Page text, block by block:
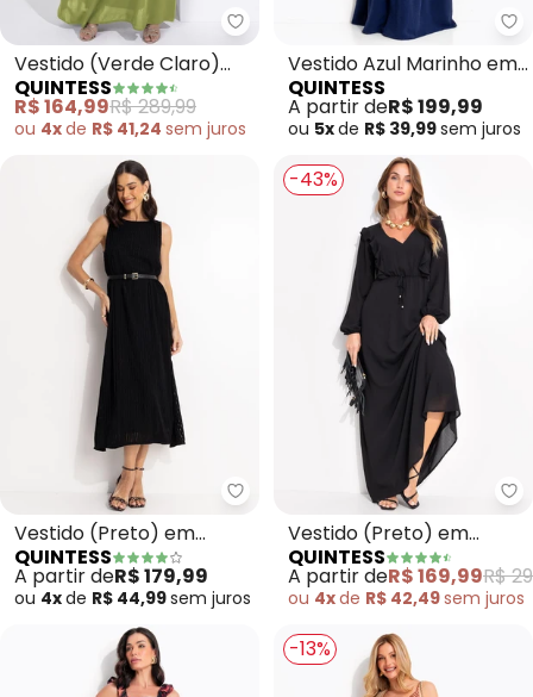
Quintess - Vestido (Verde
Vestido (Verde Claro)
em Crepe Plano
QUINTESS
R$ 164,99R$ 289,99
ou 4xde R$ 41,24 sem juros
Vestido Azul Marinho em
Air Flow
QUINTESS
A partir deR$ 199,99
ou 5xde R$ 39,99sem juros
Quintess - Vestido (Preto) em
Vestido (Preto) em
Malha Crepe Plissada
QUINTESS
A partir deR$ 179,99
ou 4xde R$ 44,99sem juros
-43%
Vestido (Preto) em
Crepe Plano
QUINTESS
A partir deR$ 169,99R$
ou 4xde R$ 42,49sem juros
-13%